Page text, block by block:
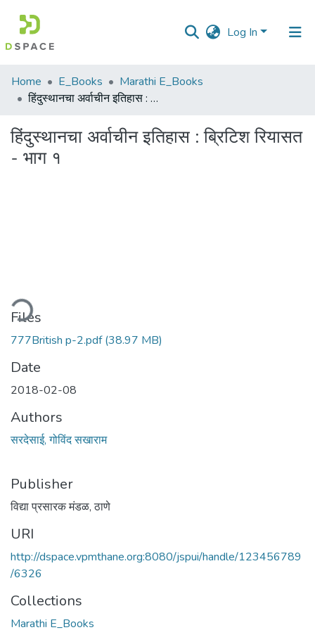
Log In
Communities
&
All of DSpace
Home E_Books
Marathi E_Books
हिंदुस्थानचा अर्वाचीन इतिहास : ब्रिटिश रियासत - भाग १
हिंदुस्थानचा अर्वाचीन इतिहास : ब्रिटिश रियासत
- भाग १
Files
777British p-2.pdf(38.97 MB)
Date
2018-02-08
Authors
सरदेसाई, गोविंद सखाराम
Publisher
विद्या प्रसारक मंडळ, ठाणे
URI
http://dspace.vpmthane.org:8080/jspui/handle/123456789
/6326
Collections
Marathi E_Books